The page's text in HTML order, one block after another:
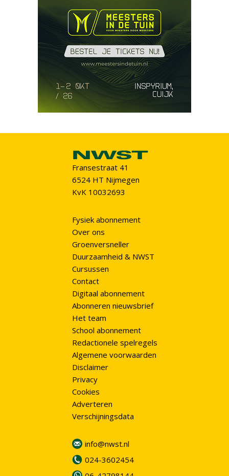
Fransestraat 41
6524 HT Nijmegen
KvK 10032693
Fysiek abonnement
Over ons
Groenversneller
Duurzaamheid & NWST
Cursussen
Contact
Digitaal abonnement
Abonneren nieuwsbrief
Het team
School abonnement
Redactionele spelregels
Algemene voorwaarden
Disclaimer
Privacy
Cookies
Adverteren
Verschijningsdata
info@nwst.nl
024-3602454